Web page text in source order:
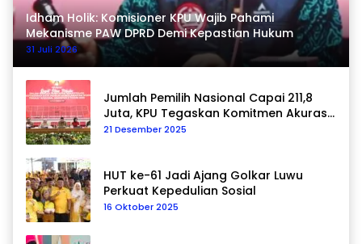
Idham Holik: Komisioner KPU Wajib Pahami
Mekanisme PAW DPRD Demi Kepastian Hukum
31 Juli 2026
Jumlah Pemilih Nasional Capai 211,8
Juta, KPU Tegaskan Komitmen Akurasi
Data Berkelanjutan
21 Desember 2025
HUT ke-61 Jadi Ajang Golkar Luwu
Perkuat Kepedulian Sosial
16 Oktober 2025